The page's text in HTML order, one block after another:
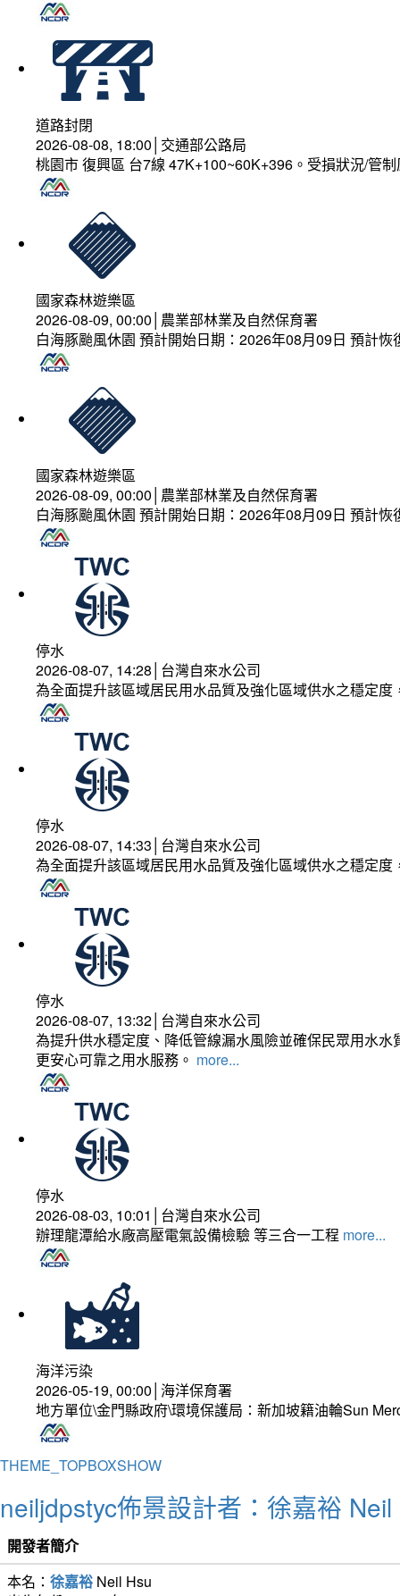
道路封閉
2026-08-08, 18:00│交通部公路局
桃園市 復興區 台7線 47K+100~60K+396。受損狀況/管
國家森林遊樂區
2026-08-09, 00:00│農業部林業及自然保育署
白海豚颱風休園 預計開始日期：2026年08月09日 預計
國家森林遊樂區
2026-08-09, 00:00│農業部林業及自然保育署
白海豚颱風休園 預計開始日期：2026年08月09日 預計
停水
2026-08-07, 14:28│台灣自來水公司
為全面提升該區域居民用水品質及強化區域供水之穩定
停水
2026-08-07, 14:33│台灣自來水公司
為全面提升該區域居民用水品質及強化區域供水之穩定
停水
2026-08-07, 13:32│台灣自來水公司
為提升供水穩定度、降低管線漏水風險並確保民眾用水
更安心可靠之用水服務。 more...
停水
2026-08-03, 10:01│台灣自來水公司
辦理龍潭給水廠高壓電氣設備檢驗 等三合一工程 more...
海洋污染
2026-05-19, 00:00│海洋保育署
地方單位\金門縣政府\環境保護局：新加坡籍油輪Sun
THEME_TOPBOXSHOW
neiljdpstyc佈景設計者：徐嘉裕
開發者簡介
本名： 徐嘉裕 Neil Hsu